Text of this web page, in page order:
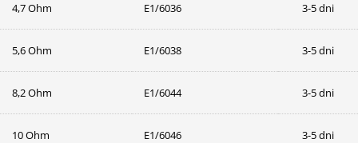
4,7 Ohm E1/6036 3-5 dni
5,6 Ohm E1/6038 3-5 dni
8,2 Ohm E1/6044 3-5 dni
10 Ohm E1/6046 3-5 dni